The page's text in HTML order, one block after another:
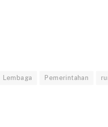
Lembaga Pemerintahan